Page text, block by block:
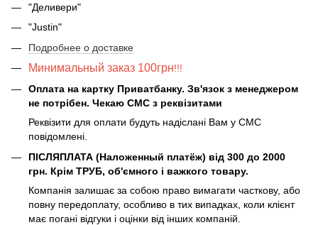
"Деливери"
"Justin"
Подробнее о доставке
Минимальный заказ 100грн!!!
Оплата на картку Приватбанку. Зв'язок з менеджером
не потрібен. Чекаю СМС з реквізитами
Реквізити для оплати будуть надіслані Вам у СМС
повідомлені.
ПІСЛЯПЛАТА (Наложенный платёж) від 300 до 2000
грн. Крім ТРУБ, об'ємного і важкого товару.
Компанія залишає за собою право вимагати часткову, або
повну передоплату, особливо в тих випадках, коли клієнт
має погані відгуки і оцінки від інших компаній.